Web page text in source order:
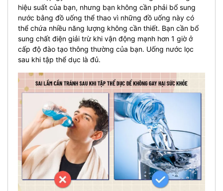
hiệu suất của bạn, nhưng bạn không cần phải bổ sung
nước bằng đồ uống thể thao vì những đồ uống này có
thể chứa nhiều năng lượng không cần thiết. Bạn cần bổ
sung chất điện giải trừ khi vận động mạnh hơn 1 giờ ở
cấp độ đào tạo thông thường của bạn. Uống nước lọc
sau khi tập thể dục là đủ.